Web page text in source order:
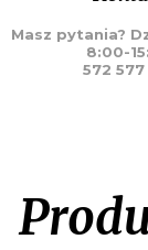
Masz pytania?
8:00-
572 577